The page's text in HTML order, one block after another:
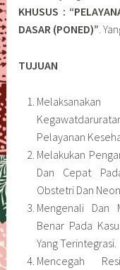
KHUSUS :
DASAR (PONED)”.
TUJUAN
Pelayanan
Melakukan
Dan Cepat
Obstetri Dan
Mengenali Dan
Benar Pada
Yang Terintegrasi.
Mencegah